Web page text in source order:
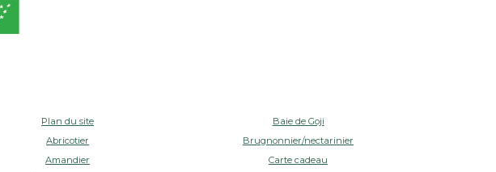
Plan du site
Abricotier
Amandier
Baie de Goji
Brugnonnier/nectarinier
Carte cadeau